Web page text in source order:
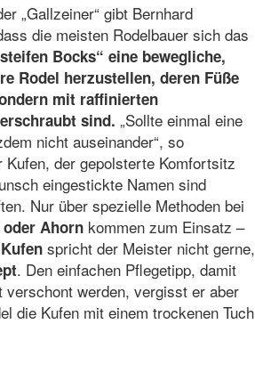
„Gallzeiner“ gibt Bernhard
die meisten Rodelbauer sich das
Bocks“ eine bewegliche,
Rodel herzustellen, deren Füße
mit raffinierten
sind. „Sollte einmal eine
nicht auseinander“, so
der gepolsterte Komfortsitz
eingestickte Namen sind
Nur über spezielle Methoden bei
Ahorn kommen zum Einsatz –
spricht der Meister nicht gerne,
. Den einfachen Pflegetipp, damit
werden, vergisst er aber
die Kufen mit einem trockenen Tuch